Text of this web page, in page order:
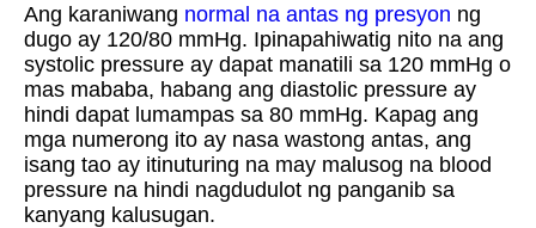
Ang karaniwang normal na antas ng presyon ng
dugo ay 120/80 mmHg. Ipinapahiwatig nito na ang
systolic pressure ay dapat manatili sa 120 mmHg o
mas mababa, habang ang diastolic pressure ay
hindi dapat lumampas sa 80 mmHg. Kapag ang
mga numerong ito ay nasa wastong antas, ang
isang tao ay itinuturing na may malusog na blood
pressure na hindi nagdudulot ng panganib sa
kanyang kalusugan.